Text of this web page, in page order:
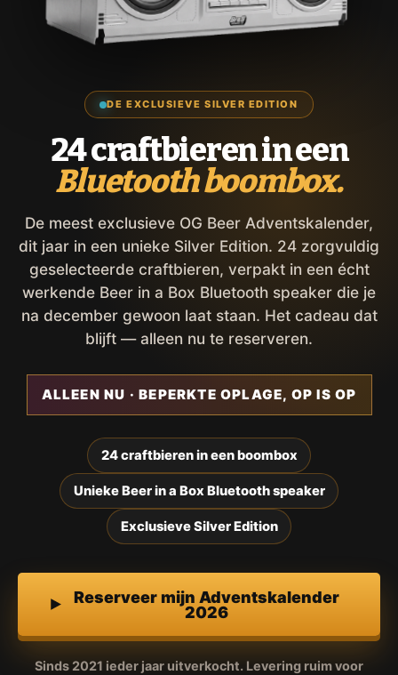
DE EXCLUSIEVE SILVER EDITION
24 craftbieren in een
Bluetooth boombox.
De meest exclusieve OG Beer Adventskalender,
dit jaar in een unieke Silver Edition. 24 zorgvuldig
geselecteerde craftbieren, verpakt in een écht
werkende Beer in a Box Bluetooth speaker die je
na december gewoon laat staan. Het cadeau dat
blijft — alleen nu te reserveren.
ALLEEN NU · BEPERKTE OPLAGE, OP IS OP
24 craftbieren in een boombox
Unieke Beer in a Box Bluetooth speaker
Exclusieve Silver Edition
Reserveer mijn Adventskalender
2026
Sinds 2021 ieder jaar uitverkocht. Levering ruim voor